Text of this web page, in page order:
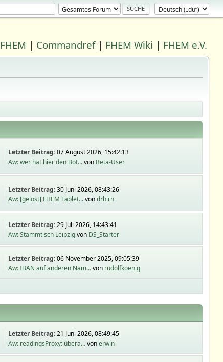
FHEM | Commandref| FHEM Wiki | FHEM e.V.
Letzter Beitrag:07 August 2026, 15:42:13
Aw: wer hat hier den Bot...von Beta-User
Letzter Beitrag:30 Juni 2026, 08:43:26
Aw: [gelöst] FHEM Tablet...vondrhirn
Letzter Beitrag:29 Juli 2026, 14:43:41
Aw: Stammtisch Leipzigvon DS_Starter
Letzter Beitrag:06 November 2025, 09:05:39
Aw: IBAN auf anderen Nam...von rudolfkoenig
Letzter Beitrag:21 Juni 2026, 08:49:45
Aw: readingsProxy: übera...vonerwin